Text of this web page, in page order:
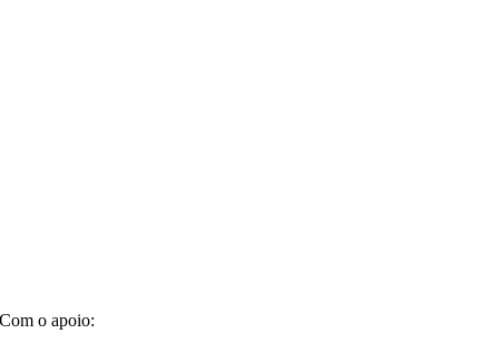
Com o apoio: